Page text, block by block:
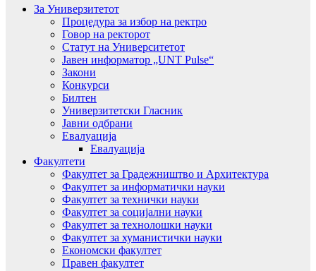
За Универзитетот
Процедура за избор на ректро
Говор на ректорот
Статут на Университетот
Јавен информатор „UNT Pulse“
Закони
Конкурси
Билтен
Универзитетски Гласник
Јавни одбрани
Евалуација
Евалуација
Факултети
Факултет за Градежништво и Архитектура
Факултет за информатички науки
Факултет за технички науки
Факултет за социјални науки
Факултет за технолошки науки
Факултет за хуманистички науки
Економски факултет
Правен факултет